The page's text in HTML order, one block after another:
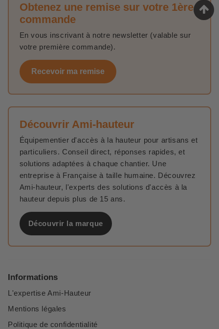
Obtenez une remise sur votre 1ère
commande
En vous inscrivant à notre newsletter (valable sur
votre première commande).
Recevoir ma remise
Découvrir Ami-hauteur
Équipementier d'accès à la hauteur pour artisans et
particuliers. Conseil direct, réponses rapides, et
solutions adaptées à chaque chantier. Une
entreprise à Française à taille humaine. Découvrez
Ami-hauteur, l'experts des solutions d'accès à la
hauteur depuis plus de 15 ans.
Découvrir la marque
Informations
L'expertise Ami-Hauteur
Mentions légales
Politique de confidentialité